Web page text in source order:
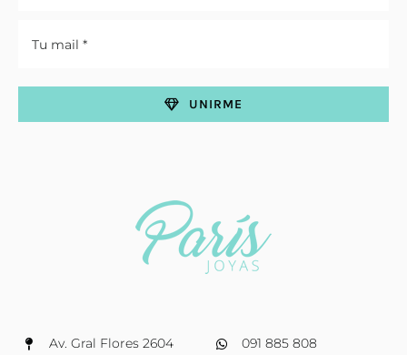
Av. Gral Flores 2604
091 885 808
UNIRME